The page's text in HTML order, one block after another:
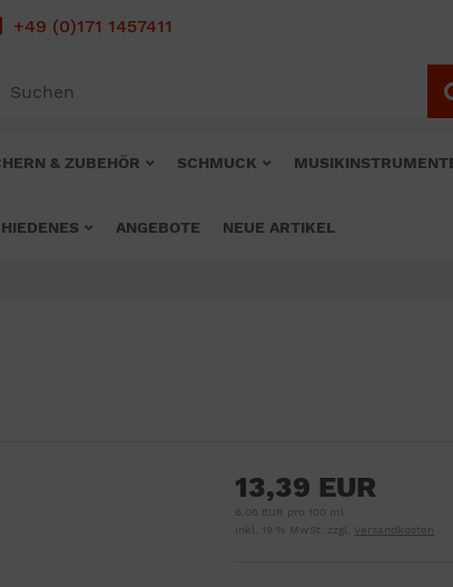
+49 (0)171 1457411
& ZUBEHÖR SCHMUCK
ANGEBOTE NEUE ARTIKEL
13,39 EUR
6,06 EUR pro 100 ml
inkl. 19 % MwSt. zzgl.
Versandkosten